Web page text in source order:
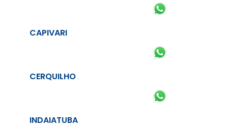
CAPIVARI
CERQUILHO
INDAIATUBA